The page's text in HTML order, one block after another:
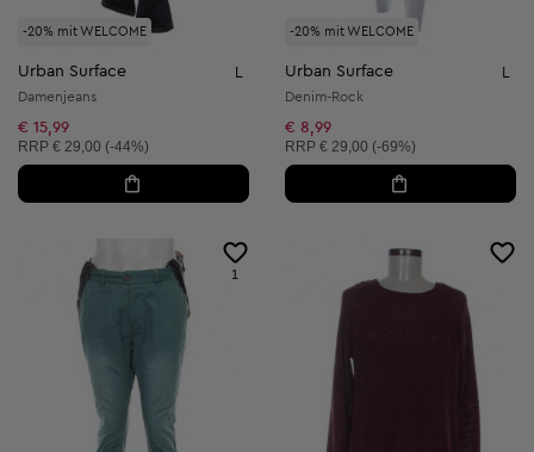
-20% mit WELCOME
Urban Surface L
Damenjeans
€ 15,99
Unverbindliche Preisempfehlung:
RRP € 29,00 (-44%)
-20% mit WELCOME
Urban Surface L
Denim-Rock
€ 8,99
Unverbindliche Preisempfehlung:
RRP € 29,00 (-69%)
1